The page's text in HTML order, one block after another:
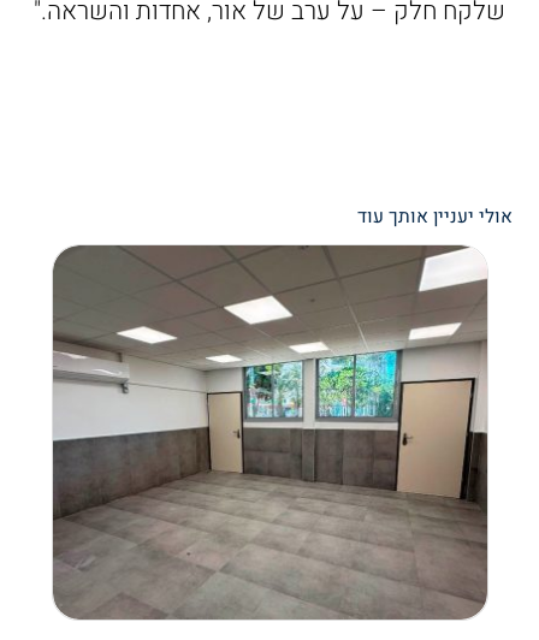
שלקח חלק – על ערב של אור, אחדות והשראה."
אולי יעניין אותך עוד